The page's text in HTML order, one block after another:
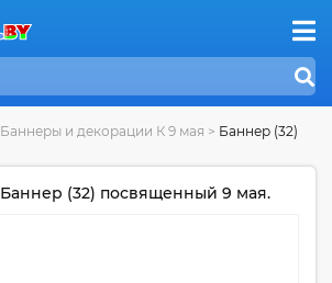
Баннеры и декорации К 9 мая > Баннер (32)
Баннер (32) посвященный 9 мая.